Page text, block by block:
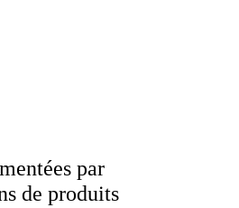
par
de produits